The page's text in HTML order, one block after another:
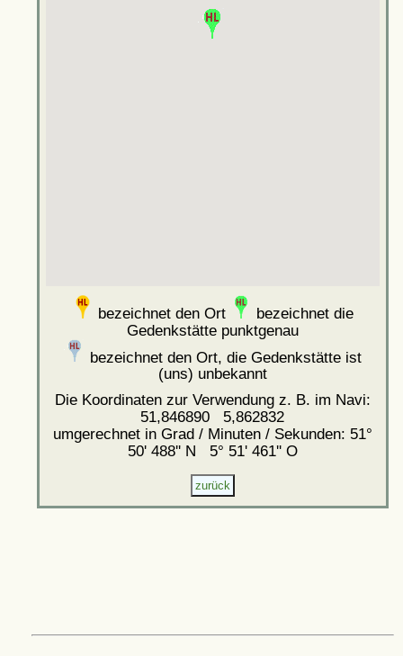
bezeichnet den Ort
bezeichnet die
Gedenkstätte punktgenau
bezeichnet den Ort, die Gedenkstätte ist
(uns) unbekannt
Die Koordinaten zur Verwendung z. B. im Navi:
51,846890 5,862832
umgerechnet in Grad / Minuten / Sekunden: 51°
50' 488'' N 5° 51' 461'' O